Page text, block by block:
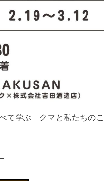
て学ぶ クマと私たちのこ